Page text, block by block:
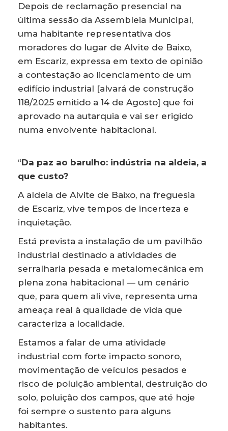
Depois de reclamação presencial na
última sessão da Assembleia Municipal,
uma habitante representativa dos
moradores do lugar de Alvite de Baixo,
em Escariz, expressa em texto de opinião
a contestação ao licenciamento de um
edifício industrial [alvará de construção
118/2025 emitido a 14 de Agosto] que foi
aprovado na autarquia e vai ser erigido
numa envolvente habitacional.
“Da paz ao barulho: indústria na aldeia, a
que custo?
A aldeia de Alvite de Baixo, na freguesia
de Escariz, vive tempos de incerteza e
inquietação.
Está prevista a instalação de um pavilhão
industrial destinado a atividades de
serralharia pesada e metalomecânica em
plena zona habitacional — um cenário
que, para quem ali vive, representa uma
ameaça real à qualidade de vida que
caracteriza a localidade.
Estamos a falar de uma atividade
industrial com forte impacto sonoro,
movimentação de veículos pesados e
risco de poluição ambiental, destruição do
solo, poluição dos campos, que até hoje
foi sempre o sustento para alguns
habitantes.